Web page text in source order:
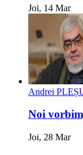
Joi, 14 Mar
Andrei
Noi
Joi, 28 Mar